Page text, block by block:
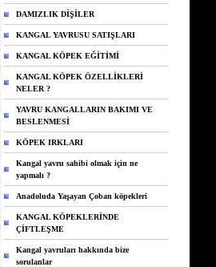
DAMIZLIK DİŞİLER
KANGAL YAVRUSU SATIŞLARI
KANGAL KÖPEK EĞİTİMİ
KANGAL KÖPEK ÖZELLİKLERİ
NELER ?
YAVRU KANGALLARIN BAKIMI VE
BESLENMESİ
KÖPEK IRKLARI
Kangal yavru sahibi olmak için ne
yapmalı ?
Anadoluda Yaşayan Çoban köpekleri
KANGAL KÖPEKLERİNDE
ÇİFTLEŞME
Kangal yavruları hakkında bize
sorulanlar